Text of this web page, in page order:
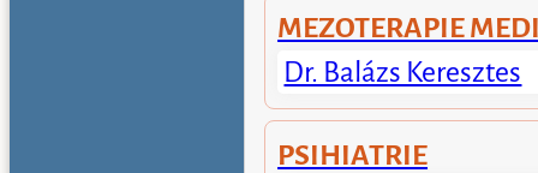
MEZOTERAPIE
Dr. Balázs Keresztes
PSIHIATRIE